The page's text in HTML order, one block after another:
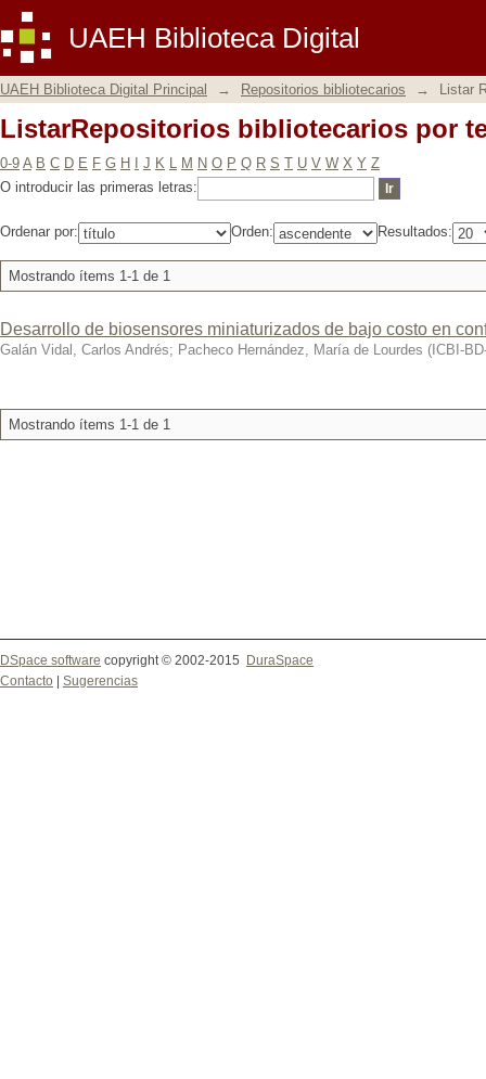
UAEH Biblioteca Digital
ListarRepositorios bibliotecarios por
UAEH Biblioteca Digital Principal → Repositorios bibliotecarios → Listar
ListarRepositorios bibliotecarios por
0-9 A B C D E F G H J K L M N O P Q R S T U V W X Y Z
O introducir las primeras letras:
Ordenar por: Orden: Resultados:
Mostrando ítems 1-1 de 1
Desarrollo de biosensores miniaturizados de bajo costo en
Galán Vidal, Carlos Andrés; Pacheco Hernández, María de Lourdes ( ICBI-
Mostrando ítems 1-1 de 1
DSpace software copyright © 2002-2015
DuraSpace
Contacto
Sugerencias